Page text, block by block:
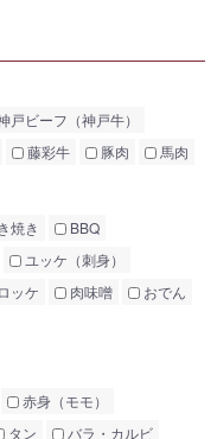
戸ビーフ（神戸牛）
藤彩牛 豚肉 馬肉
焼き
BBQ
ユッケ（刺身）
ッケ 肉味噌
おでん
赤身（モモ）
タン
バラ・カルビ